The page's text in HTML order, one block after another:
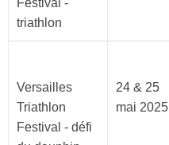
Festival -
triathlon
Versailles
Triathlon
Festival - défi
24 & 25
mai 2025